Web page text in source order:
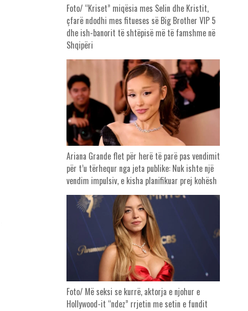
Foto/ “Kriset” miqësia mes Selin dhe Kristit,
çfarë ndodhi mes fitueses së Big Brother VIP 5
dhe ish-banorit të shtëpisë më të famshme në
Shqipëri
Ariana Grande flet për herë të parë pas vendimit
për t’u tërhequr nga jeta publike: Nuk ishte një
vendim impulsiv, e kisha planifikuar prej kohësh
Foto/ Më seksi se kurrë, aktorja e njohur e
Hollywood-it “ndez” rrjetin me setin e fundit